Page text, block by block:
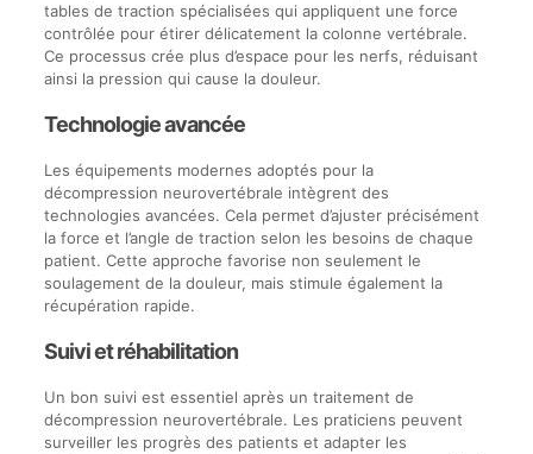
tables de traction spécialisées qui appliquent une force
contrôlée pour étirer délicatement la colonne vertébrale.
Ce processus crée plus d’espace pour les nerfs, réduisant
ainsi la pression qui cause la douleur.
Technologie avancée
Les équipements modernes adoptés pour la
décompression neurovertébrale intègrent des
technologies avancées. Cela permet d’ajuster précisément
la force et l’angle de traction selon les besoins de chaque
patient. Cette approche favorise non seulement le
soulagement de la douleur, mais stimule également la
récupération rapide.
Suivi et réhabilitation
Un bon suivi est essentiel après un traitement de
décompression neurovertébrale. Les praticiens peuvent
surveiller les progrès des patients et adapter les